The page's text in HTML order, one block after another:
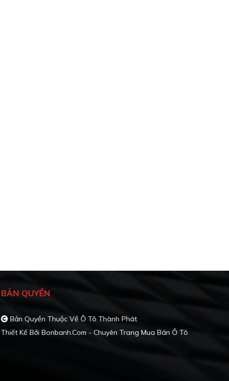
BẢN QUYỀN
Bản Quyền Thuộc Về Ô Tô Thành Phát
Thiết Kế Bởi Bonbanh.com - Chuyên Trang Mua Bán Ô Tô